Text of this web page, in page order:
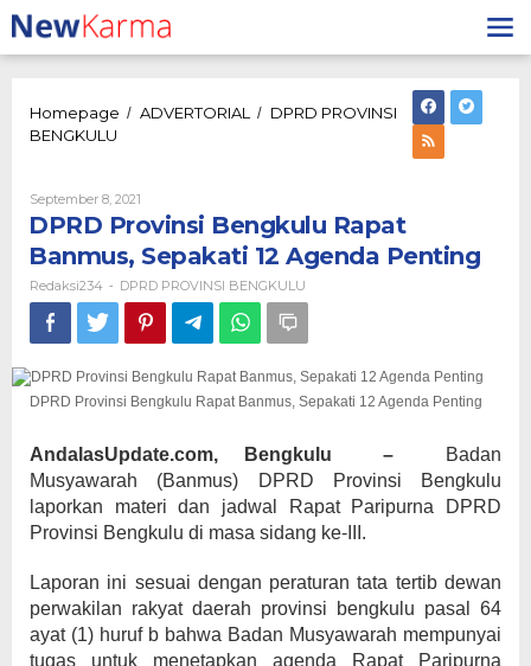
Lewati
ke
konten
Homepage / ADVERTORIAL / DPRD PROVINSI
BENGKULU
Rapat
Banmus,
12
Agenda
Penting
September 8, 2021
Redaksi234
DPRD Provinsi Bengkulu Rapat
Banmus, Sepakati 12 Agenda Penting
Redaksi234 - DPRD PROVINSI BENGKULU
DPRD Provinsi Bengkulu Rapat Banmus, Sepakati 12 Agenda Penting
AndalasUpdate.com, Bengkulu – Badan
Musyawarah (Banmus) DPRD Provinsi Bengkulu
laporkan materi dan jadwal Rapat Paripurna DPRD
Provinsi Bengkulu di masa sidang ke-III.
Laporan ini sesuai dengan peraturan tata tertib dewan
perwakilan rakyat daerah provinsi bengkulu pasal 64
ayat (1) huruf b bahwa Badan Musyawarah mempunyai
tugas untuk menetapkan agenda Rapat Paripurna